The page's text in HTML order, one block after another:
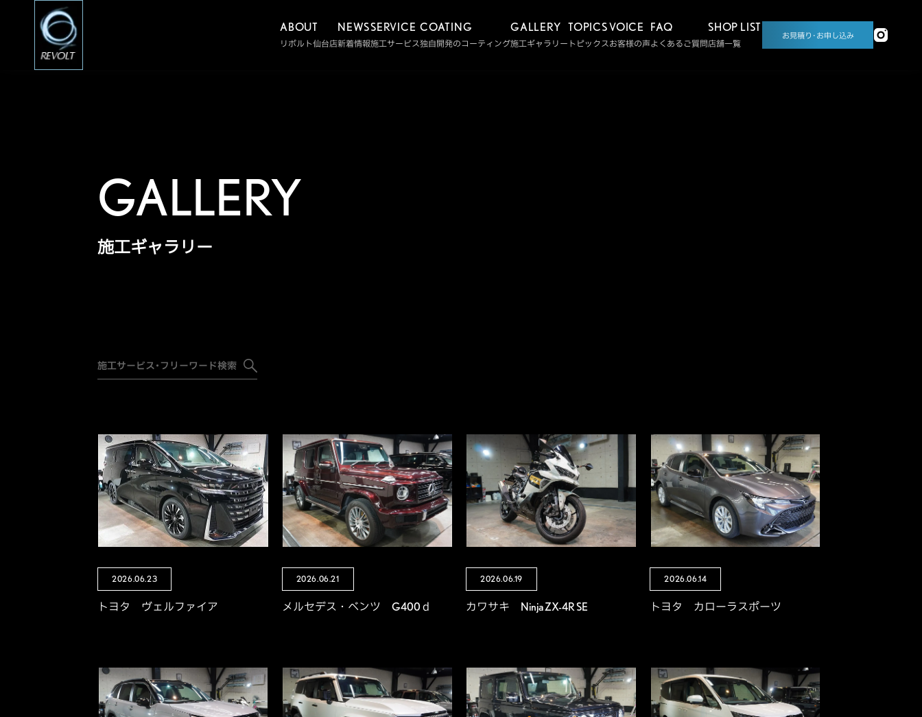
ABOUT
リボルト仙台店
NEWS
新着情報
SERVICE
施工サービス
COATING
独自開発のコーティング
GALLERY
施工ギャラリー
TOPICS
トピックス
VOICE
お客様の声
FAQ
よくあるご質問
SHOP LIST
店舗一覧
お見積り･お申し込み
GALLERY
施工ギャラリー
2026.06.23
トヨタ ヴェルファイア
2026.06.21
メルセデス・ベンツ G400ｄ
2026.06.19
カワサキ Ninja ZX-4R SE
2026.06.14
トヨタ カローラスポーツ